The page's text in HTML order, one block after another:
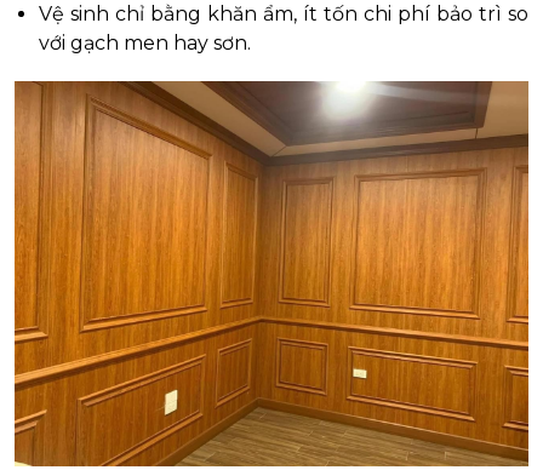
Vệ sinh chỉ bằng khăn ẩm, ít tốn chi phí bảo trì so
với gạch men hay sơn.